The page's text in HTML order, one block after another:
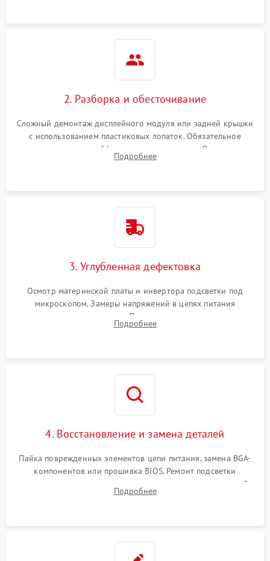
2. Разборка и обесточивание
Сложный демонтаж дисплейного модуля или задней крышки
с использованием пластиковых лопаток. Обязательное
отключение шлейфов матрицы и питания. Очистка
массивной системы охлаждения от скопившейся пыли.
Подробнее
3. Углубленная дефектовка
Осмотр материнской платы и инвертора подсветки под
микроскопом. Замеры напряжений в цепях питания
процессора и видеокарты. Проверка состояния жесткого
диска и оперативной памяти с помощью POST-карт и
Подробнее
4. Восстановление и замена деталей
Пайка поврежденных элементов цепи питания, замена BGA-
компонентов или прошивка BIOS. Ремонт подсветки
матрицы, замена неисправного накопителя на скоростной
SSD или установка новых модулей памяти.
Подробнее